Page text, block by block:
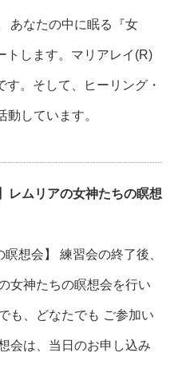
あなたの中に眠る『女
トします。マリアレイ(R)
。そして、ヒーリング・
動しています。
レムリアの女神たちの瞑想
想会】 練習会の終了後、
女神たちの瞑想会を行い
も、どなたでも ご参加い
会は、当日のお申し込み